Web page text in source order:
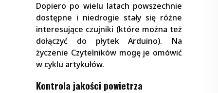
Dopiero po wielu latach powszechnie
dostępne i niedrogie stały się różne
interesujące czujniki (które można też
dołączyć do płytek Arduino). Na
życzenie Czytelników mogę je omówić
w cyklu artykułów.
Kontrola jakości powietrza